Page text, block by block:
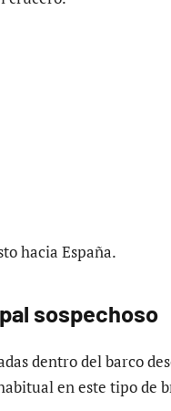
hacia España.
sospechoso
dentro del barco
en este tipo de